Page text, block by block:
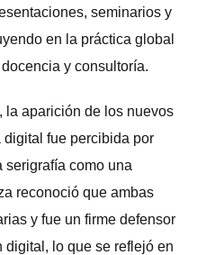
seminarios y
en la práctica global
y consultoría.
la aparición de los nuevos
fue percibida por
serigrafía como una
reconoció que ambas
y fue un firme defensor
lo que se reflejó en